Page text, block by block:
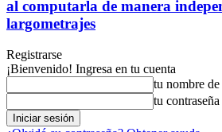
al computarla de manera
largometrajes
Registrarse
¡Bienvenido! Ingresa en tu cuenta
tu nombre
tu contraseña